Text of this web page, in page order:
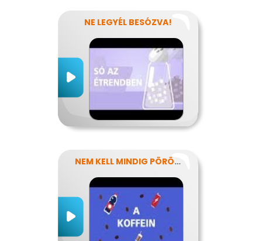
NE LEGYÉL BESÓZVA!
NEM KELL MINDIG PÖRÖGNI